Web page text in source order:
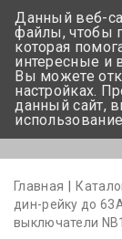
Главная
дин-рейку до
выключатели
Данный веб-
файлы, чтобы
которая
интересные и
Вы можете
настройках.
данный сайт,